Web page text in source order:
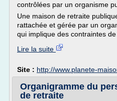
contrôlées par un organisme
Une maison de retraite
rattachée et gérée par un
qui implique des contraintes de
Lire la suite
Site : http://www.planete-
Organigramme du
de retraite